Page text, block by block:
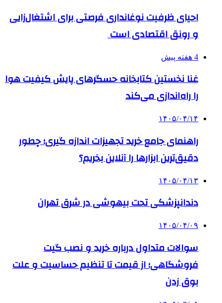
احیای ظرفیت نوغانداری فرصتی برای اشتغال‌زایی
و رونق اقتصادی است
4 هفته پیش
غنا نخستین کتابخانه حسگرهای پایش کیفیت هوا
را راه‌اندازی می‌کند
۱۴۰۵/۰۴/۱۴
راهنمای جامع خرید تجهیزات اندازه گیری؛ چطور
دقیق‌ترین ابزارها را آنلاین بخریم؟
۱۴۰۵/۰۴/۱۳
دندانپزشکی تحت بیهوشی در شرق تهران
۱۴۰۵/۰۴/۰۹
سوالات متداول درباره خرید و نصب گیت
فروشگاهی؛ از قیمت تا تنظیم حساسیت و علت
بوق زدن